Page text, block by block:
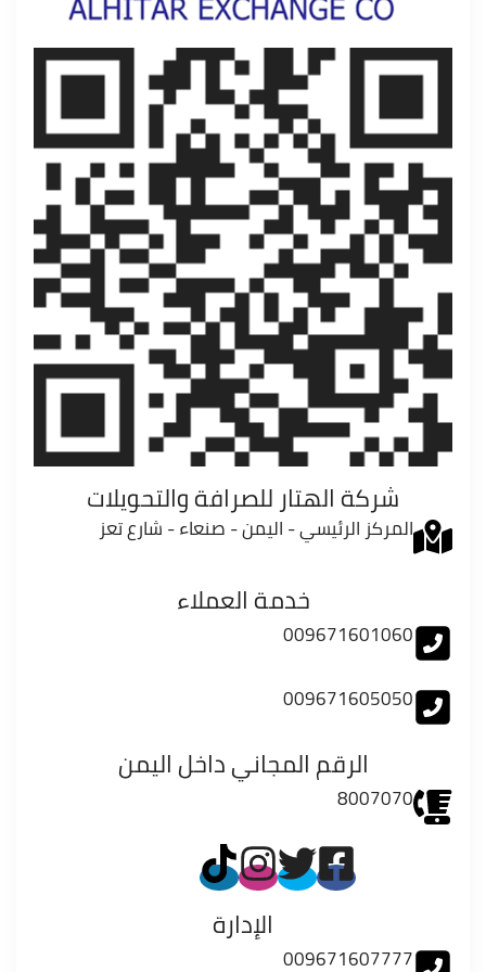
شركة الهتار للصرافة والتحويلات
المركز الرئيسي - اليمن - صنعاء - شارع تعز
خدمة العملاء
009671601060
009671605050
الرقم المجاني داخل اليمن
8007070
الإدارة
009671607777